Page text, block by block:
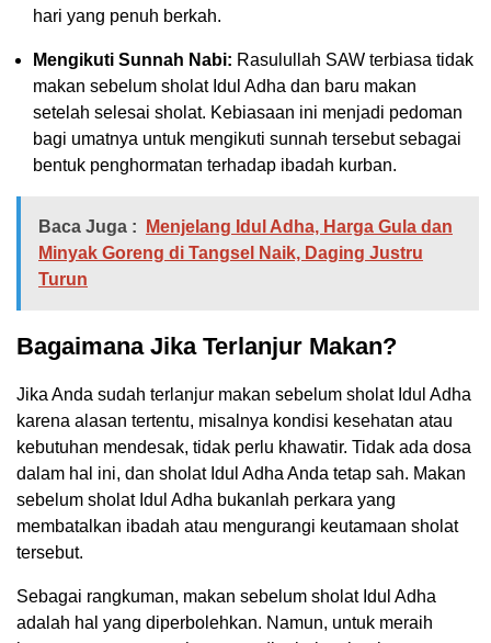
hari yang penuh berkah.
Mengikuti Sunnah Nabi: Rasulullah SAW terbiasa tidak
makan sebelum sholat Idul Adha dan baru makan
setelah selesai sholat. Kebiasaan ini menjadi pedoman
bagi umatnya untuk mengikuti sunnah tersebut sebagai
bentuk penghormatan terhadap ibadah kurban.
Baca Juga :
Menjelang Idul Adha, Harga Gula dan
Minyak Goreng di Tangsel Naik, Daging Justru
Turun
Bagaimana Jika Terlanjur Makan?
Jika Anda sudah terlanjur makan sebelum sholat Idul Adha
karena alasan tertentu, misalnya kondisi kesehatan atau
kebutuhan mendesak, tidak perlu khawatir. Tidak ada dosa
dalam hal ini, dan sholat Idul Adha Anda tetap sah. Makan
sebelum sholat Idul Adha bukanlah perkara yang
membatalkan ibadah atau mengurangi keutamaan sholat
tersebut.
Sebagai rangkuman, makan sebelum sholat Idul Adha
adalah hal yang diperbolehkan. Namun, untuk meraih